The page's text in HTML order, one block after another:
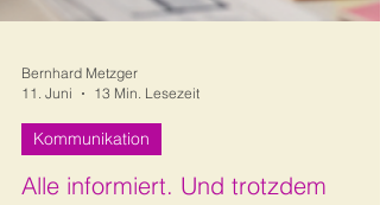
Bernhard Metzger
11. Juni
13 Min. Lesezeit
Kommunikation